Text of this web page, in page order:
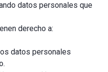
datos personales que
derecho a:
datos personales